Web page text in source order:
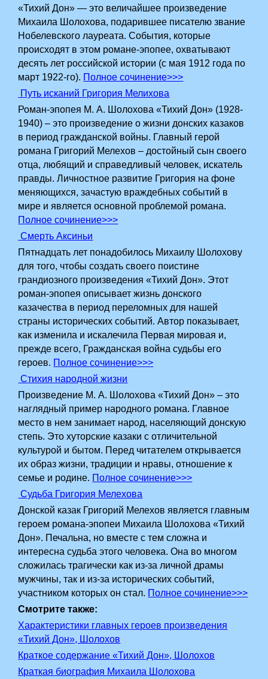
«Тихий Дон» — это величайшее произведение
Михаила Шолохова, подарившее писателю звание
Нобелевского лауреата. События, которые
происходят в этом романе-эпопее, охватывают
десять лет российской истории (с мая 1912 года по
март 1922-го). Полное сочинение>>>
Путь исканий Григория Мелихова
Роман-эпопея М. А. Шолохова «Тихий Дон» (1928-
1940) – это произведение о жизни донских казаков
в период гражданской войны. Главный герой
романа Григорий Мелехов – достойный сын своего
отца, любящий и справедливый человек, искатель
правды. Личностное развитие Григория на фоне
меняющихся, зачастую враждебных событий в
мире и является основной проблемой романа.
Полное сочинение>>>
Смерть Аксиньи
Пятнадцать лет понадобилось Михаилу Шолохову
для того, чтобы создать своего поистине
грандиозного произведения «Тихий Дон». Этот
роман-эпопея описывает жизнь донского
казачества в период переломных для нашей
страны исторических событий. Автор показывает,
как изменила и искалечила Первая мировая и,
прежде всего, Гражданская война судьбы его
героев. Полное сочинение>>>
Стихия народной жизни
Произведение М. А. Шолохова «Тихий Дон» – это
наглядный пример народного романа. Главное
место в нем занимает народ, населяющий донскую
степь. Это хуторские казаки с отличительной
культурой и бытом. Перед читателем открывается
их образ жизни, традиции и нравы, отношение к
семье и родине. Полное сочинение>>>
Судьба Григория Мелехова
Донской казак Григорий Мелехов является главным
героем романа-эпопеи Михаила Шолохова «Тихий
Дон». Печальна, но вместе с тем сложна и
интересна судьба этого человека. Она во многом
сложилась трагически как из-за личной драмы
мужчины, так и из-за исторических событий,
участником которых он стал. Полное сочинение>>>
Смотрите также:
Характеристики главных героев произведения
«Тихий Дон», Шолохов
Краткое содержание «Тихий Дон», Шолохов
Краткая биография Михаила Шолохова